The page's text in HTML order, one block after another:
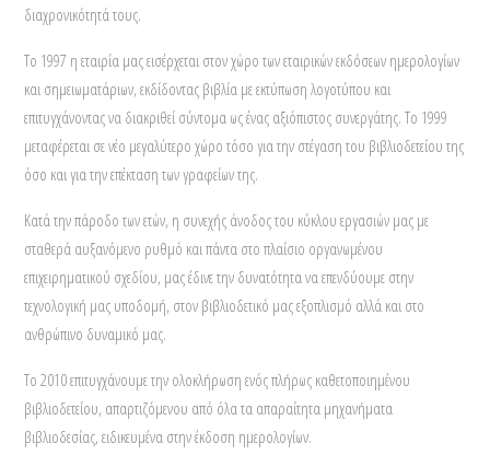
διαχρονικότητά τους.
Το 1997 η εταιρία μας εισέρχεται στον χώρο των εταιρικών εκδόσεων ημερολογίων
και σημειωματάριων, εκδίδοντας βιβλία με εκτύπωση λογοτύπου και
επιτυγχάνοντας να διακριθεί σύντομα ως ένας αξιόπιστος συνεργάτης. Το 1999
μεταφέρεται σε νέο μεγαλύτερο χώρο τόσο για την στέγαση του βιβλιοδετείου της
όσο και για την επέκταση των γραφείων της.
Κατά την πάροδο των ετών, η συνεχής άνοδος του κύκλου εργασιών μας με
σταθερά αυξανόμενο ρυθμό και πάντα στο πλαίσιο οργανωμένου
επιχειρηματικού σχεδίου, μας έδινε την δυνατότητα να επενδύουμε στην
τεχνολογική μας υποδομή, στον βιβλιοδετικό μας εξοπλισμό αλλά και στο
ανθρώπινο δυναμικό μας.
Το 2010 επιτυγχάνουμε την ολοκλήρωση ενός πλήρως καθετοποιημένου
βιβλιοδετείου, απαρτιζόμενου από όλα τα απαραίτητα μηχανήματα
βιβλιοδεσίας, ειδικευμένα στην έκδοση ημερολογίων.